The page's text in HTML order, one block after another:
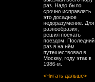
раз. Надо было
срочно исправлять
это досадное
недоразумение. Для
разнообразия,
решил поехать
поездом. Последний
раз я на нём
путешествовал в
Москву, году этак в
1986-м.
<Читать дальше>